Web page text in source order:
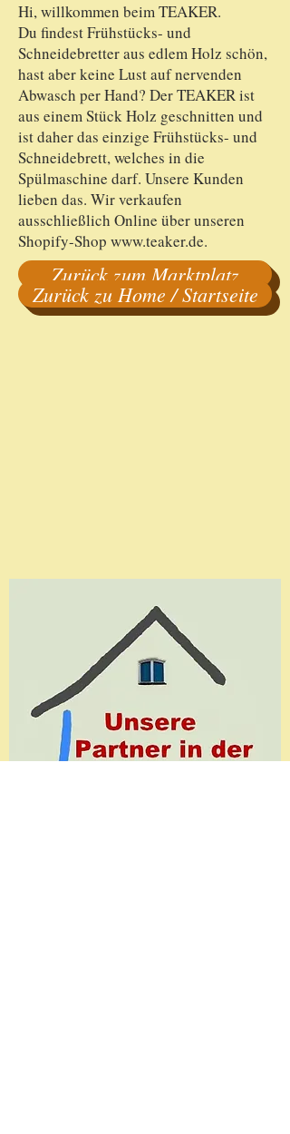
Hi, willkommen beim TEAKER.
Du findest Frühstücks- und
Schneidebretter aus edlem Holz schön,
hast aber keine Lust auf nervenden
Abwasch per Hand? Der TEAKER ist
aus einem Stück Holz geschnitten und
ist daher das einzige Frühstücks- und
Schneidebrett, welches in die
Spülmaschine darf. Unsere Kunden
lieben das. Wir verkaufen
ausschließlich Online über unseren
Shopify-Shop www.teaker.de.
Zurück zum Marktplatz
Zurück zu Home / Startseite